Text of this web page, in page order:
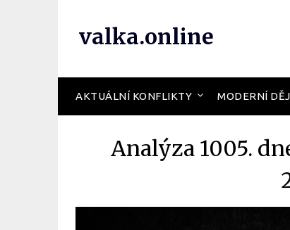
valka.online
AKTUÁLNÍ KONFLIKTY MODERNÍ
Analýza 1005.